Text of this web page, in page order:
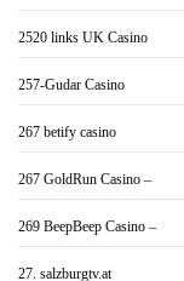
2520 links UK Casino
257-Gudar Casino
267 betify casino
267 GoldRun Casino –
269 BeepBeep Casino –
27. salzburgtv.at